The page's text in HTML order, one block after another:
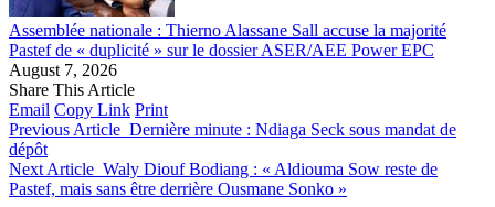
Assemblée nationale : Thierno Alassane Sall accuse la majorité
Pastef de « duplicité » sur le dossier ASER/AEE Power EPC
August 7, 2026
Share This Article
Email Copy Link Print
Previous Article Dernière minute : Ndiaga Seck sous mandat de
dépôt
Next Article Waly Diouf Bodiang : « Aldiouma Sow reste de
Pastef, mais sans être derrière Ousmane Sonko »